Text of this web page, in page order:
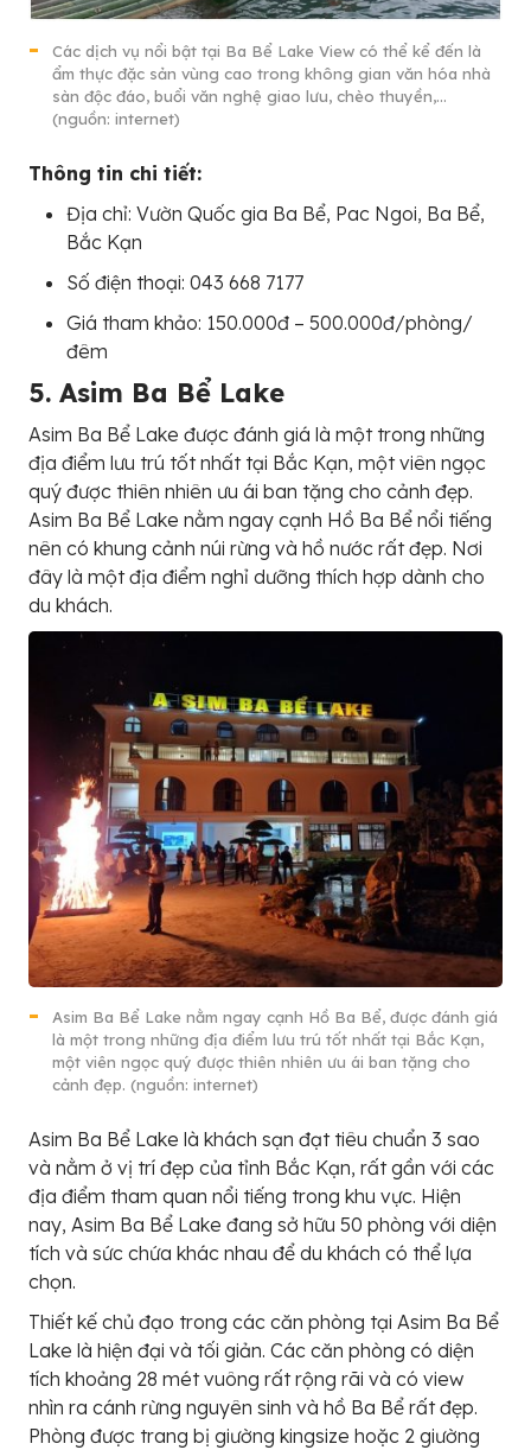
Các dịch vụ nổi bật tại Ba Bể Lake View có thể kể đến là
ẩm thực đặc sản vùng cao trong không gian văn hóa nhà
sàn độc đáo, buổi văn nghệ giao lưu, chèo thuyền,…
(nguồn: internet)
Thông tin chi tiết:
Địa chỉ: Vườn Quốc gia Ba Bể, Pac Ngoi, Ba Bể,
Bắc Kạn
Số điện thoại: 043 668 7177
Giá tham khảo: 150.000đ – 500.000đ/phòng/
đêm
5. Asim Ba Bể Lake
Asim Ba Bể Lake được đánh giá là một trong những
địa điểm lưu trú tốt nhất tại Bắc Kạn, một viên ngọc
quý được thiên nhiên ưu ái ban tặng cho cảnh đẹp.
Asim Ba Bể Lake nằm ngay cạnh Hồ Ba Bể nổi tiếng
nên có khung cảnh núi rừng và hồ nước rất đẹp. Nơi
đây là một địa điểm nghỉ dưỡng thích hợp dành cho
du khách.
Asim Ba Bể Lake nằm ngay cạnh Hồ Ba Bể, được đánh giá
là một trong những địa điểm lưu trú tốt nhất tại Bắc Kạn,
một viên ngọc quý được thiên nhiên ưu ái ban tặng cho
cảnh đẹp. (nguồn: internet)
Asim Ba Bể Lake là khách sạn đạt tiêu chuẩn 3 sao
và nằm ở vị trí đẹp của tỉnh Bắc Kạn, rất gần với các
địa điểm tham quan nổi tiếng trong khu vực. Hiện
nay, Asim Ba Bể Lake đang sở hữu 50 phòng với diện
tích và sức chứa khác nhau để du khách có thể lựa
chọn.
Thiết kế chủ đạo trong các căn phòng tại Asim Ba Bể
Lake là hiện đại và tối giản. Các căn phòng có diện
tích khoảng 28 mét vuông rất rộng rãi và có view
nhìn ra cánh rừng nguyên sinh và hồ Ba Bể rất đẹp.
Phòng được trang bị giường kingsize hoặc 2 giường